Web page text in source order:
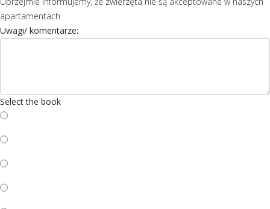
apartamentach
Uwagi/ komentarze:
Select the book